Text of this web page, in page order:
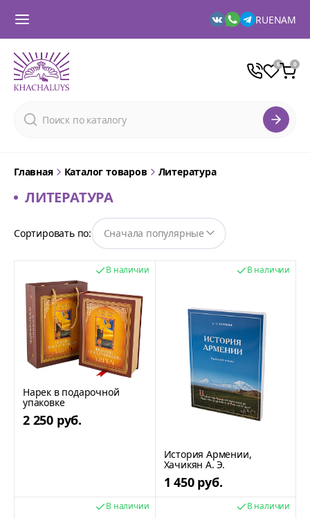
RUENAM
Главная Каталог товаров Литература
ЛИТЕРАТУРА
Сортировать по:
В наличии
Нарек в подарочной
упаковке
2 250 руб.
В наличии
История Армении,
Хачикян А. Э.
1 450 руб.
В наличии В наличии